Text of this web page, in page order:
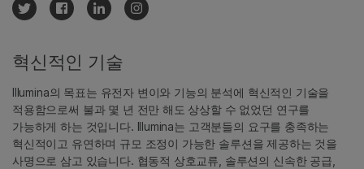
혁신적인 기술
Illumina의 목표는 유전자 변이와 기능의 분석에 혁신적인 기술을
적용함으로써 불과 몇 년 전만 해도 상상할 수 없었던 연구를
가능하게 하는 것입니다. Illumina는 고객분들의 요구를 충족하는
혁신적이고 유연하며 규모 조정이 가능한 솔루션을 제공하는 것을
사명으로 삼고 있습니다. 협동적 상호교류, 솔루션의 신속한 공급,